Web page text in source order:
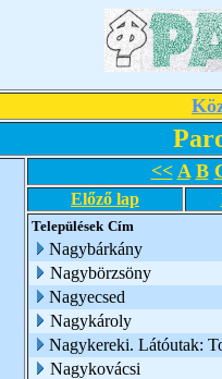
<< A B
Előző lap
Települések Cím
Nagybárkány
Nagybörzsöny
Nagyecsed
Nagykároly
Nagykereki. Látóutak:
Nagykovácsi